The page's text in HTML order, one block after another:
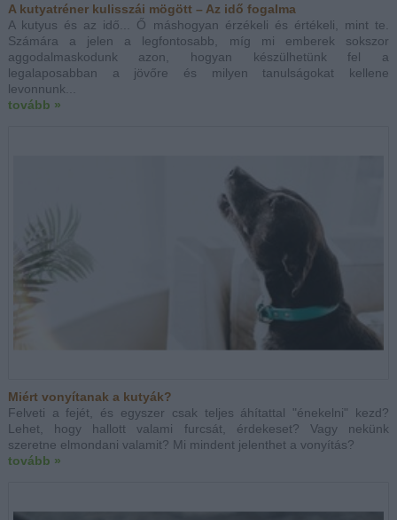
A kutyatréner kulisszái mögött – Az idő fogalma
A kutyus és az idő... Ő máshogyan érzékeli és értékeli, mint te.
Számára a jelen a legfontosabb, míg mi emberek sokszor
aggodalmaskodunk azon, hogyan készülhetünk fel a
legalaposabban a jövőre és milyen tanulságokat kellene
levonnunk...
tovább »
Miért vonyítanak a kutyák?
Felveti a fejét, és egyszer csak teljes áhítattal "énekelni" kezd?
Lehet, hogy hallott valami furcsát, érdekeset? Vagy nekünk
szeretne elmondani valamit? Mi mindent jelenthet a vonyítás?
tovább »